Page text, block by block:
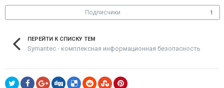
Подписчики 1
ПЕРЕЙТИ К СПИСКУ ТЕМ
Symantec - комплексная информационная безопасность